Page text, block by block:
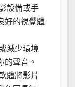
設備或手
好的視覺體
減少環境
的聲音。
體將影片